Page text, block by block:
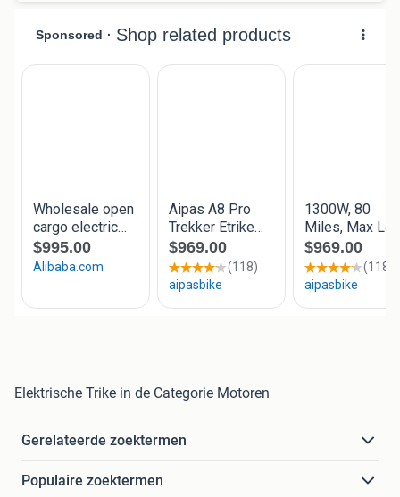
Elektrische Trike in de Categorie Motoren
Gerelateerde zoektermen
Populaire zoektermen